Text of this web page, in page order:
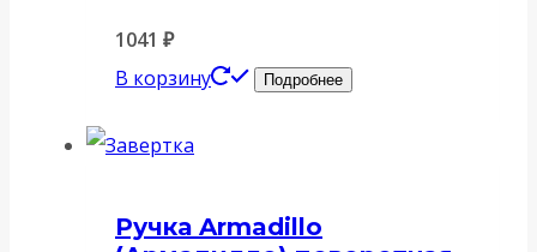
1041 ₽
В корзину
Подробнее
Ручка Armadillo